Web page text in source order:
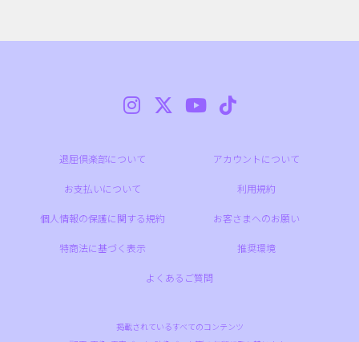
退屈倶楽部について アカウントについて
お支払いについて 利用規約
個人情報の保護に関する規約 お客さまへのお願い
特商法に基づく表示 推奨環境
よくあるご質問
掲載されているすべてのコンテンツ